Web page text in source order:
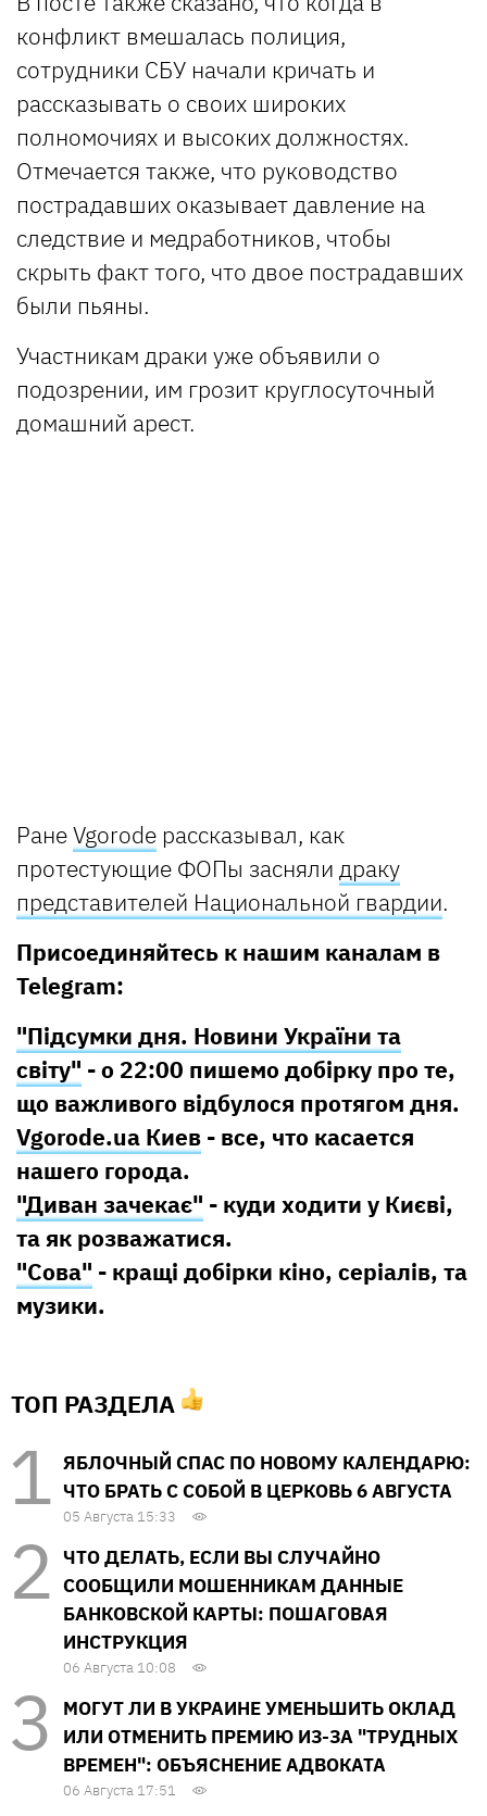
конфликт вмешалась полиция,
сотрудники СБУ начали кричать и
рассказывать о своих широких
полномочиях и высоких должностях.
Отмечается также, что руководство
пострадавших оказывает давление на
следствие и медработников, чтобы
скрыть факт того, что двое пострадавших
были пьяны.
Участникам драки уже объявили о
подозрении, им грозит круглосуточный
домашний арест.
РанеVgorode рассказывал, как
протестующие ФОПы засняли драку
представителей Национальной гвардии.
Присоединяйтесь к нашим каналам в
Telegram:
"Підсумки дня. Новини України та
світу" - о 22:00 пишемо добірку про те,
що важливого відбулося протягом дня.
Vgorode.ua Киев - все, что касается
нашего города.
"Диван зачекає" - куди ходити у Києві,
та як розважатися.
"Сова" - кращі добірки кіно, серіалів, та
музики.
ТОП РАЗДЕЛА
ЯБЛОЧНЫЙ СПАС ПО НОВОМУ КАЛЕНДАРЮ:
ЧТО БРАТЬ С СОБОЙ В ЦЕРКОВЬ 6 АВГУСТА
05 Августа 15:33
ЧТО ДЕЛАТЬ, ЕСЛИ ВЫ СЛУЧАЙНО
СООБЩИЛИ МОШЕННИКАМ ДАННЫЕ
БАНКОВСКОЙ КАРТЫ: ПОШАГОВАЯ
ИНСТРУКЦИЯ
06 Августа 10:08
МОГУТ ЛИ В УКРАИНЕ УМЕНЬШИТЬ ОКЛАД
ИЛИ ОТМЕНИТЬ ПРЕМИЮ ИЗ-ЗА "ТРУДНЫХ
ВРЕМЕН": ОБЪЯСНЕНИЕ АДВОКАТА
06 Августа 17:51